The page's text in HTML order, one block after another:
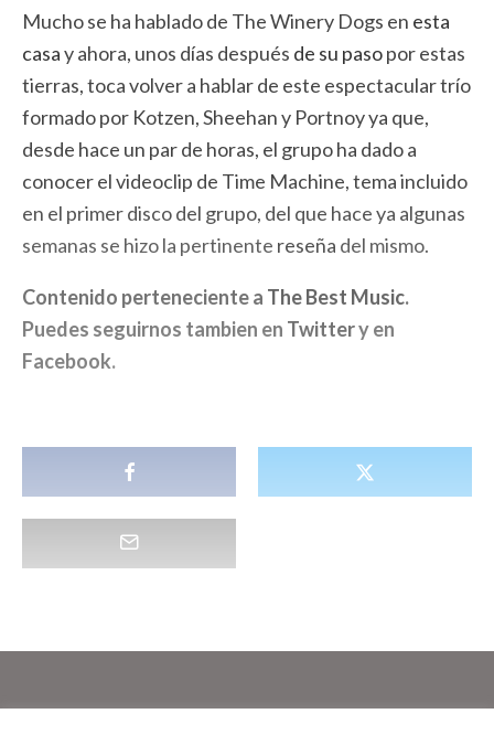
Mucho se ha hablado de The Winery Dogs en esta
casay ahora, unos días después de su pasopor estas
tierras, toca volver a hablar de este espectacular trío
formado por Kotzen, Sheehan y Portnoy ya que,
desde hace un par de horas, el grupo ha dado a
conocer el videoclip de Time Machine, tema incluido
en el primer disco del grupo, del que hace ya algunas
semanas se hizo la pertinente reseña del mismo.
Contenido perteneciente a The Best Music.
Puedes seguirnos tambien en Twittery en
Facebook.